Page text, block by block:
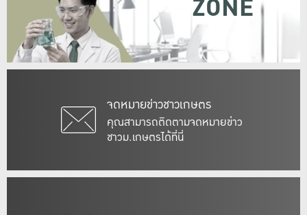
จดหมายข่าวชาวเกษตร
คุณสามารถติดตามจดหมายข่าว
ชาวม.เกษตรได้ที่นี่
ZONE